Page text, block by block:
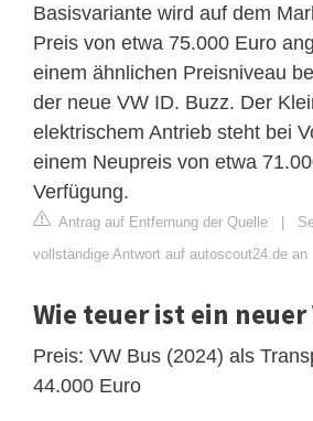
Basisvariante wird auf dem
Preis von etwa 75.000 Euro
einem ähnlichen Preisniveau
der neue VW ID. Buzz. Der
elektrischem Antrieb steht bei
einem Neupreis von etwa
Verfügung.
Antrag auf Entfernung der Quelle |
vollständige Antwort auf autoscout24.de an
Wie teuer ist ein neuer
Preis: VW Bus (2024) als
44.000 Euro